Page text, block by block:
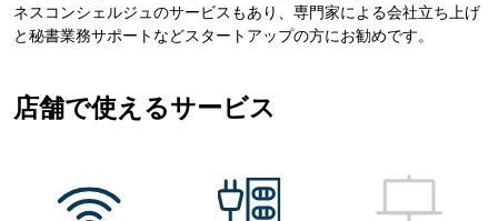
ネスコンシェルジュのサービスもあり、専門家による会社立ち上げ
と秘書業務サポートなどスタートアップの方にお勧めです。
店舗で使えるサービス